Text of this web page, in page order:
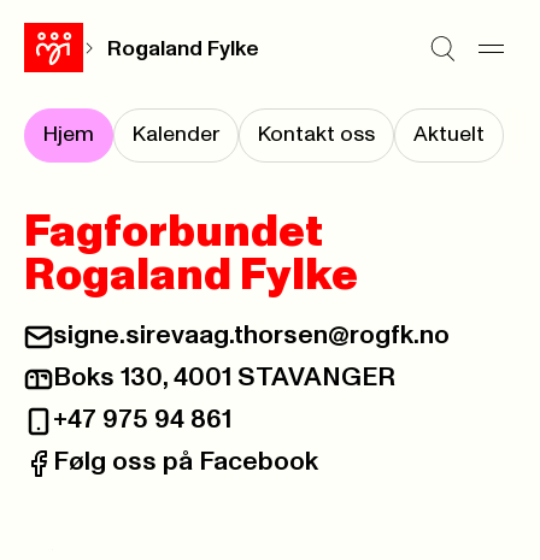
Rogaland Fylke
Hjem Kalender Kontakt oss Aktuelt
Fagforbundet
Rogaland Fylke
E-post:
signe.sirevaag.thorsen@rogfk.no
Postadresse:
Boks 130, 4001 STAVANGER
Telefon:
+47 975 94 861
Facebook:
Følg oss på Facebook